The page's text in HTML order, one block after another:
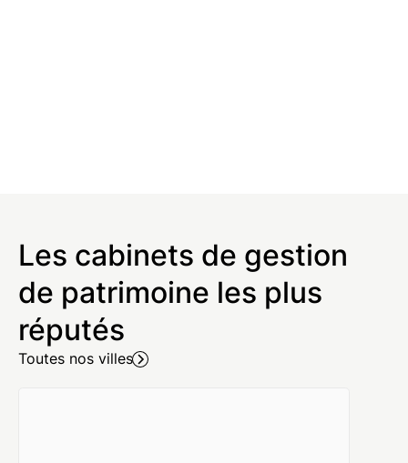
Les cabinets de gestion
de patrimoine les plus
réputés
Toutes nos villes